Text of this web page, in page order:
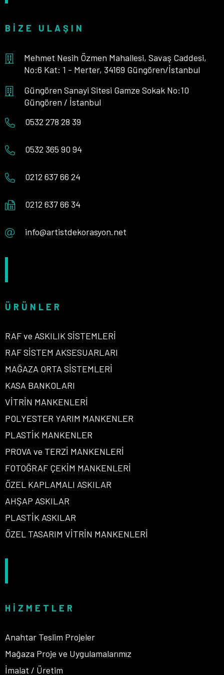
BIZE ULAŞIN
Mehmet Nesih Özmen Mahallesi, Savaş Caddesi,
No:6 Kat: 1 - Merter, 34169 Güngören/İstanbul
Güngören Sanayi Sitesi Gamze Sokak No:10
Güngören / İstanbul
0532 278 28 39
0532 365 90 94
0212 637 66 24
0212 637 66 34
info@artistdekorasyon.net
ÜRÜNLER
RAF ve ASKILIK SİSTEMLERİ
RAF SİSTEM AKSESUARLARI
MAĞAZA ORTA SİSTEMLERİ
KASA BANKOLARI
VİTRİN MANKENLERİ
POLYESTER YARIM MANKENLER
PLASTİK MANKENLER
PROVA ve TERZİ MANKENLERİ
FOTOĞRAF ÇEKİM MANKENLERİ
ÖZEL KAPLAMALI ASKILAR
AHŞAP ASKILAR
PLASTİK ASKILAR
ÖZEL TASARIM VİTRİN MANKENLERİ
HIZMETLER
Anahtar Teslim Projeler
Mağaza Proje ve Uygulamalarımız
İmalat / Üretim